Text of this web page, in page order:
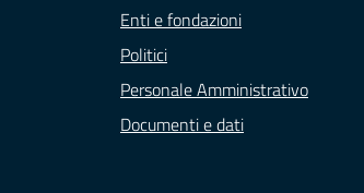
Enti e fondazioni
Politici
Personale Amministrativo
Documenti e dati